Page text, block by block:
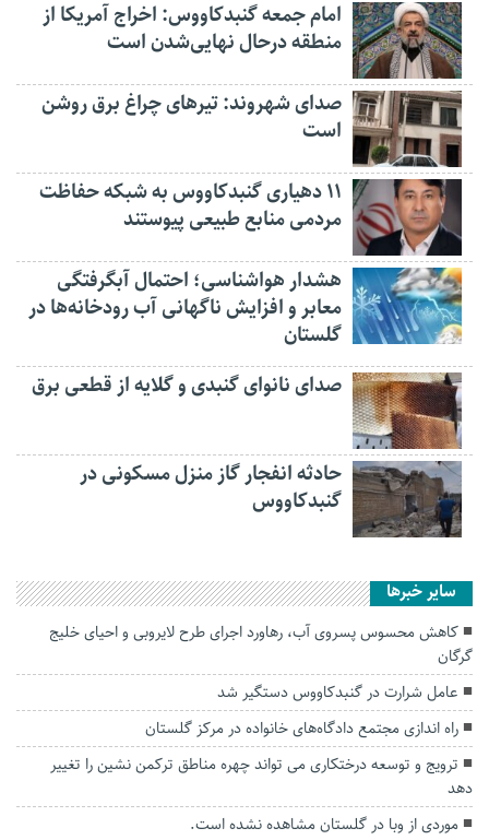
امام جمعه گنبدکاووس: اخراج آمریکا از
منطقه درحال نهایی‌شدن است
صدای شهروند: تیرهای چراغ برق روشن
است
۱۱ دهیاری گنبدکاووس به شبکه حفاظت
مردمی منابع طبیعی پیوستند
هشدار هواشناسی؛ احتمال آبگرفتگی
معابر و افزایش ناگهانی آب رودخانه‌ها در
گلستان
صدای نانوای گنبدی و گلایه از قطعی برق
حادثه انفجار گاز منزل مسکونی در
گنبدکاووس
سایر خبرها
کاهش محسوس پسروی آب، رهاورد اجرای طرح لایروبی و احیای خلیج
گرگان
عامل شرارت در گنبدكاووس دستگیر شد
راه اندازی مجتمع دادگاه‌های خانواده در مرکز گلستان
ترویج و توسعه درختکاری می تواند چهره مناطق ترکمن نشین را تغییر
دهد
موردی از وبا در گلستان مشاهده نشده است.